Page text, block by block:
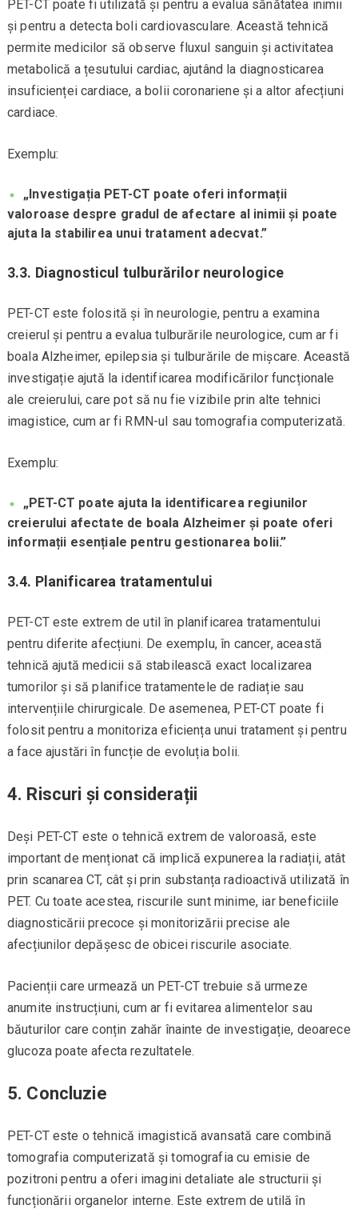
PET-CT poate fi utilizată și pentru a evalua sănătatea inimii
și pentru a detecta boli cardiovasculare. Această tehnică
permite medicilor să observe fluxul sanguin și activitatea
metabolică a țesutului cardiac, ajutând la diagnosticarea
insuficienței cardiace, a bolii coronariene și a altor afecțiuni
cardiace.
Exemplu:
„Investigația PET-CT poate oferi informații
valoroase despre gradul de afectare al inimii și poate
ajuta la stabilirea unui tratament adecvat.”
3.3. Diagnosticul tulburărilor neurologice
PET-CT este folosită și în neurologie, pentru a examina
creierul și pentru a evalua tulburările neurologice, cum ar fi
boala Alzheimer, epilepsia și tulburările de mișcare. Această
investigație ajută la identificarea modificărilor funcționale
ale creierului, care pot să nu fie vizibile prin alte tehnici
imagistice, cum ar fi RMN-ul sau tomografia computerizată.
Exemplu:
„PET-CT poate ajuta la identificarea regiunilor
creierului afectate de boala Alzheimer și poate oferi
informații esențiale pentru gestionarea bolii.”
3.4. Planificarea tratamentului
PET-CT este extrem de util în planificarea tratamentului
pentru diferite afecțiuni. De exemplu, în cancer, această
tehnică ajută medicii să stabilească exact localizarea
tumorilor și să planifice tratamentele de radiație sau
intervențiile chirurgicale. De asemenea, PET-CT poate fi
folosit pentru a monitoriza eficiența unui tratament și pentru
a face ajustări în funcție de evoluția bolii.
4. Riscuri și considerații
Deși PET-CT este o tehnică extrem de valoroasă, este
important de menționat că implică expunerea la radiații, atât
prin scanarea CT, cât și prin substanța radioactivă utilizată în
PET. Cu toate acestea, riscurile sunt minime, iar beneficiile
diagnosticării precoce și monitorizării precise ale
afecțiunilor depășesc de obicei riscurile asociate.
Pacienții care urmează un PET-CT trebuie să urmeze
anumite instrucțiuni, cum ar fi evitarea alimentelor sau
băuturilor care conțin zahăr înainte de investigație, deoarece
glucoza poate afecta rezultatele.
5. Concluzie
PET-CT este o tehnică imagistică avansată care combină
tomografia computerizată și tomografia cu emisie de
pozitroni pentru a oferi imagini detaliate ale structurii și
funcționării organelor interne. Este extrem de utilă în